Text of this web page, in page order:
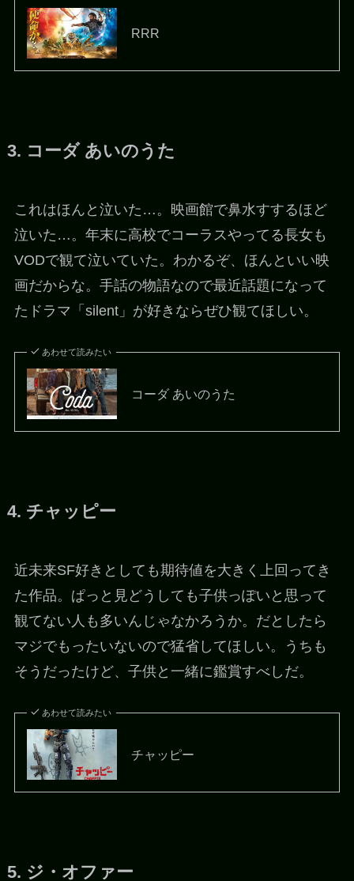
RRR
3. コーダ あいのうた
これはほんと泣いた…。映画館で鼻水すするほど
泣いた…。年末に高校でコーラスやってる長女も
VODで観て泣いていた。わかるぞ、ほんといい映
画だからな。手話の物語なので最近話題になって
たドラマ「silent」が好きならぜひ観てほしい。
あわせて読みたい
コーダ あいのうた
4. チャッピー
近未来SF好きとしても期待値を大きく上回ってき
た作品。ぱっと見どうしても子供っぽいと思って
観てない人も多いんじゃなかろうか。だとしたら
マジでもったいないので猛省してほしい。うちも
そうだったけど、子供と一緒に鑑賞すべしだ。
あわせて読みたい
チャッピー
5. ジ・オファー